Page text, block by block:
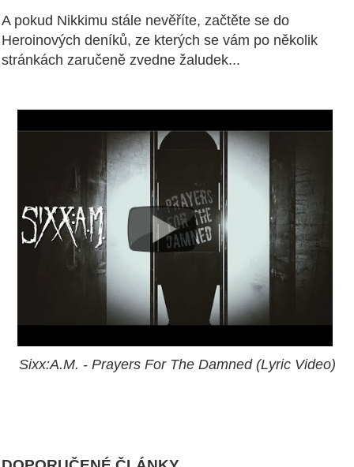
A pokud Nikkimu stále nevěříte, začtěte se do
Heroinových deníků, ze kterých se vám po několik
stránkách zaručeně zvedne žaludek...
Sixx:A.M. - Prayers For The Damned (Lyric Video)